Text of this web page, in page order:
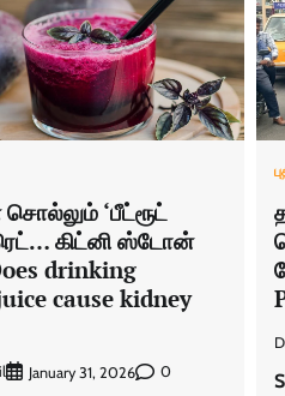
‘பீட்ரூட்
கிட்னி ஸ்டோன்
drinking
cause kidney
January 31, 2026 0